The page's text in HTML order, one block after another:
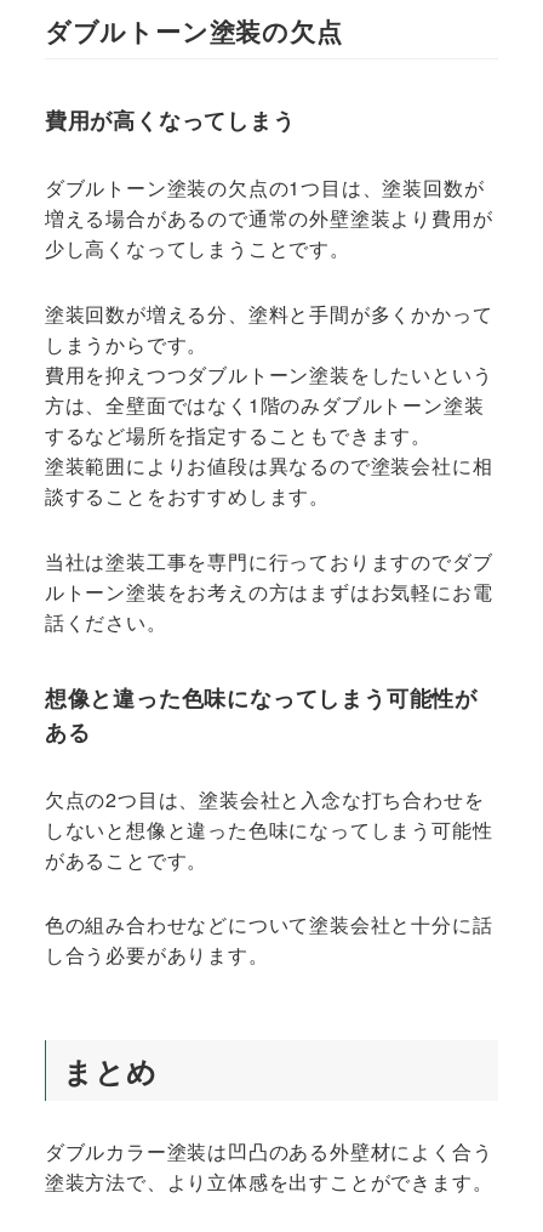
ダブルトーン塗装の欠点
費用が高くなってしまう
ダブルトーン塗装の欠点の1つ目は、塗装回数が
増える場合があるので通常の外壁塗装より費用が
少し高くなってしまうことです。
塗装回数が増える分、塗料と手間が多くかかって
しまうからです。
費用を抑えつつダブルトーン塗装をしたいという
方は、全壁面ではなく1階のみダブルトーン塗装
するなど場所を指定することもできます。
塗装範囲によりお値段は異なるので塗装会社に相
談することをおすすめします。
当社は塗装工事を専門に行っておりますのでダブ
ルトーン塗装をお考えの方はまずはお気軽にお電
話ください。
想像と違った色味になってしまう可能性が
ある
欠点の2つ目は、塗装会社と入念な打ち合わせを
しないと想像と違った色味になってしまう可能性
があることです。
色の組み合わせなどについて塗装会社と十分に話
し合う必要があります。
まとめ
ダブルカラー塗装は凹凸のある外壁材によく合う
塗装方法で、より立体感を出すことができます。